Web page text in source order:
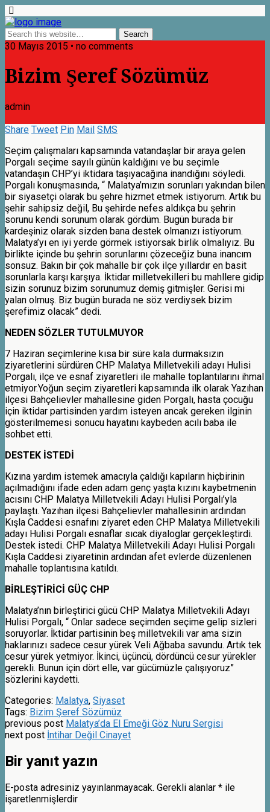
30 Mayıs 2015 • no comments
Bizim Şeref Sözümüz
admin
Share Tweet Pin Mail SMS
Seçim çalışmaları kapsamında vatandaşlar bir araya gelen
Porgalı seçime sayılı günün kaldığını ve bu seçimle
vatandaşın CHP’yi iktidara taşıyacağına inandığını söyledi.
Porgalı konuşmasında, “ Malatya’mızın sorunları yakından bilen
bir siyasetçi olarak bu şehre hizmet etmek istiyorum. Artık bu
şehir sahipsiz değil, Bu şehirde nefes aldıkça bu şehrin
sorunu kendi sorunum olarak gördüm. Bugün burada bir
kardeşiniz olarak sizden bana destek olmanızı istiyorum.
Malatya’yı en iyi yerde görmek istiyorsak birlik olmalıyız. Bu
birlikte içinde bu şehrin sorunlarını çözeceğiz buna inancım
sonsuz. Bakın bir çok mahalle bir çok ilçe yıllardır en basit
sorunlarla karşı karşıya. İktidar milletvekilleri bu mahllere gidip
sizin sorunuz bizim sorunumuz demiş gitmişler. Gerisi mi
yalan olmuş. Biz bugün burada ne söz verdiysek bizim
şerefimiz olacak” dedi.
NEDEN SÖZLER TUTULMUYOR
7 Haziran seçimlerine kısa bir süre kala durmaksızın
ziyaretlerini sürdüren CHP Malatya Milletvekili adayı Hulisi
Porgalı, ilçe ve esnaf ziyaretleri ile mahalle toplantılarını ihmal
etmiyor.Yoğun seçim ziyaretleri kapsamında ilk olarak Yazıhan
ilçesi Bahçelievler mahallesine giden Porgalı, hasta çocuğu
için iktidar partisinden yardım isteyen ancak gereken ilginin
gösterilmemesi sonucu hayatını kaybeden acılı baba ile
sohbet etti.
DESTEK İSTEDİ
Kızına yardım istemek amacıyla çaldığı kapıların hiçbirinin
açılmadığını ifade eden adam genç yaşta kızını kaybetmenin
acısını CHP Malatya Milletvekili Adayı Hulisi Porgalı’yla
paylaştı. Yazıhan ilçesi Bahçelievler mahallesinin ardından
Kışla Caddesi esnafını ziyaret eden CHP Malatya Milletvekili
adayı Hulisi Porgalı esnaflar sıcak diyaloglar gerçekleştirdi.
Destek istedi. CHP Malatya Milletvekili Adayı Hulisi Porgalı
Kışla Caddesi ziyaretinin ardından afet evlerde düzenlenen
mahalle toplantısına katıldı.
BİRLEŞTİRİCİ GÜÇ CHP
Malatya’nın birleştirici gücü CHP Malatya Milletvekili Adayı
Hulisi Porgalı, “ Onlar sadece seçimden seçime gelip sizleri
soruyorlar. İktidar partisinin beş milletvekili var ama sizin
haklarınızı sadece cesur yürek Veli Ağbaba savundu. Artık tek
cesur yürek yetmiyor. İkinci, üçüncü, dördüncü cesur yürekler
gerekli. Bunun için dört elle, var gücümüzle çalışıyoruz”
sözlerini kaydetti.
Categories: Malatya, Siyaset
Tags: Bizim Şeref Sözümüz
previous post Malatya’da El Emeği Göz Nuru Sergisi
next post İntihar Değil Cinayet
Bir yanıt yazın
E-posta adresiniz yayınlanmayacak. Gerekli alanlar * ile
işaretlenmişlerdir